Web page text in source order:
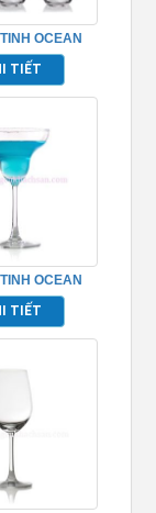
OCEAN
HIBALL
TIẾT
OCEAN
MARGARITA
TIẾT